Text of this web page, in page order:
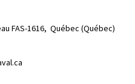
FAS-1616, Québec (Québec)